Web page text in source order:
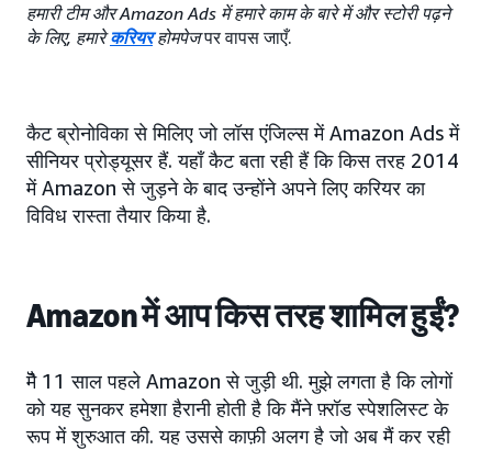
हमारी टीम और Amazon Ads में हमारे काम के बारे में और स्टोरी पढ़ने
के लिए, हमारेकरियरहोमपेजपर वापस जाएँ.
कैट ब्रोनोविका से मिलिए जो लॉस एंजिल्स में Amazon Ads में
सीनियर प्रोड्यूसर हैं. यहाँ कैट बता रही हैं कि किस तरह 2014
में Amazon से जुड़ने के बाद उन्होंने अपने लिए करियर का
विविध रास्ता तैयार किया है.
Amazon में आप किस तरह शामिल हुईं?
मैॆ 11 साल पहले Amazon से जुड़ी थी. मुझे लगता है कि लोगों
को यह सुनकर हमेशा हैरानी होती है कि मैंने फ़्रॉड स्पेशलिस्ट के
रूप में शुरुआत की. यह उससे काफ़ी अलग है जो अब मैं कर रही